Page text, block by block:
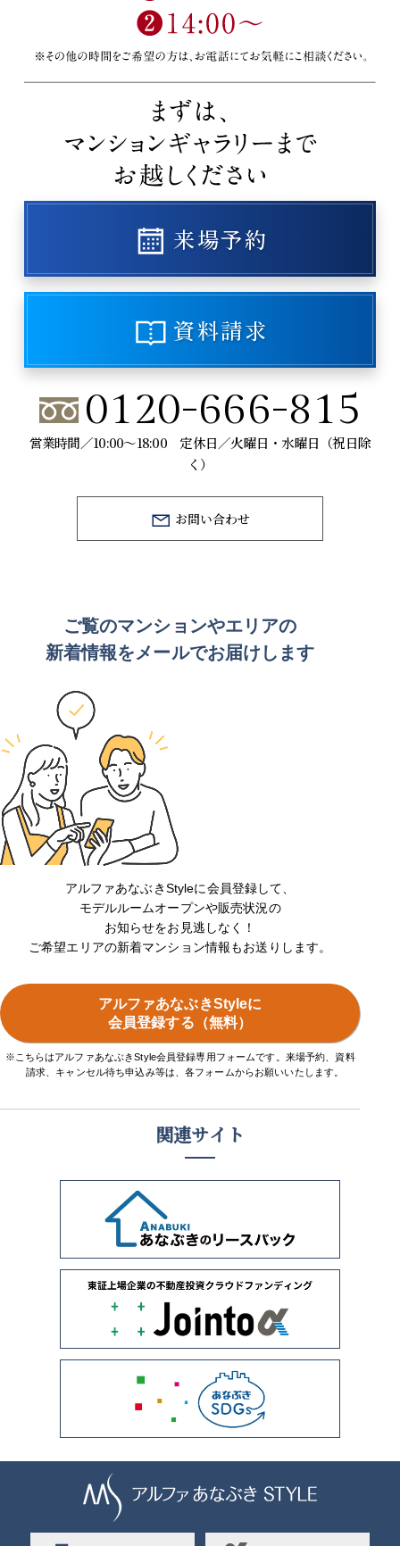
来場予約
資料請求
0120-666-815
営業時間／10:00～18:00 定休日／火曜日・水曜日（祝日除
く）
お問い合わせ
ご覧のマンションやエリアの
新着情報をメールでお届けします
アルファあなぶきStyleに会員登録して、
モデルルームオープンや販売状況の
お知らせをお見逃しなく！
ご希望エリアの新着マンション情報もお送りします。
アルファあなぶきStyleに
会員登録する（無料）
※こちらはアルファあなぶきStyle会員登録専用フォームです。来場予約、資料
請求、キャンセル待ち申込み等は、各フォームからお願いいたします。
関連サイト